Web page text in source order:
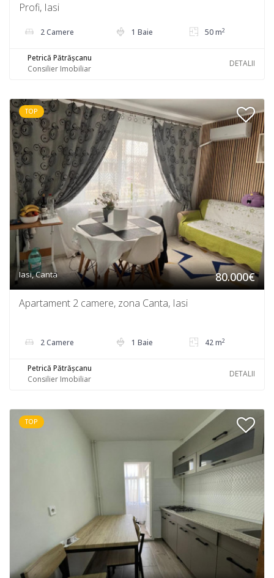
Profi, Iasi
2 Camere 1 Baie 50 m2
Petrică Pătrășcanu
Consilier Imobiliar
DETALII
TOP
Iasi, Canta 80.000€
Apartament 2 camere, zona Canta, Iasi
2 Camere 1 Baie 42 m2
Petrică Pătrășcanu
Consilier Imobiliar
DETALII
TOP